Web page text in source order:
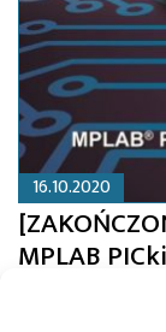
16.10.2020
MPLAB